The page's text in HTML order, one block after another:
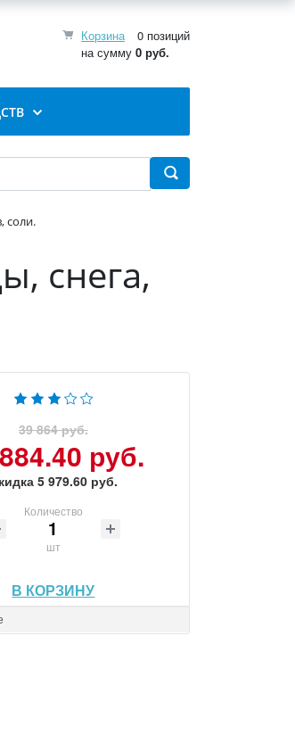
Корзина
0 позиций
на сумму 0 руб.
соли.
снега,
39 864 руб.
руб.
5 979.60 руб.
Количество
шт
В КОРЗИНУ